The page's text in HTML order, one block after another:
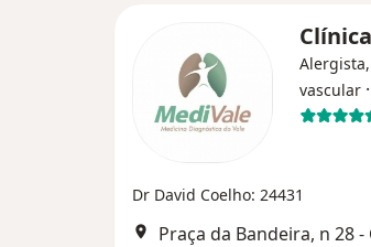
vascular ·
Dr David Coelho: 24431
Praça da Bandeira, n 28